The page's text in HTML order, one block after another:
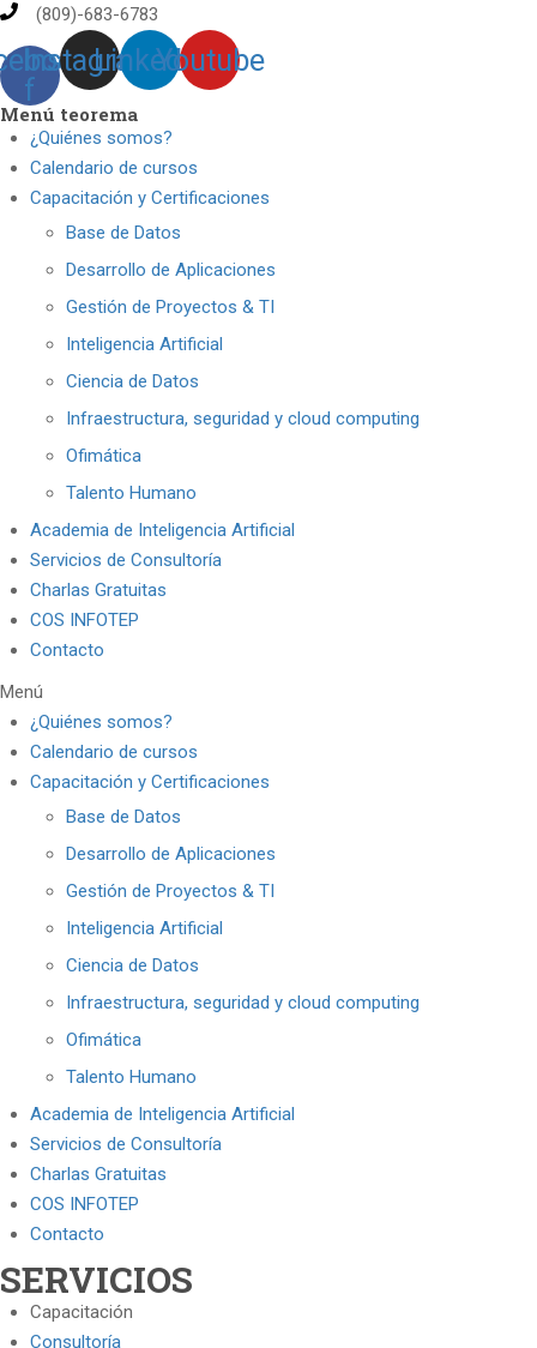
(809)-683-6783
f
Instagram
LinkedinYoutube
Menú teorema
¿Quiénes somos?
Calendario de cursos
Capacitación y Certificaciones
Base de Datos
Desarrollo de Aplicaciones
Gestión de Proyectos & TI
Inteligencia Artificial
Ciencia de Datos
Infraestructura, seguridad y cloud computing
Ofimática
Talento Humano
Academia de Inteligencia Artificial
Servicios de Consultoría
Charlas Gratuitas
COS INFOTEP
Contacto
Menú
¿Quiénes somos?
Calendario de cursos
Capacitación y Certificaciones
Base de Datos
Desarrollo de Aplicaciones
Gestión de Proyectos & TI
Inteligencia Artificial
Ciencia de Datos
Infraestructura, seguridad y cloud computing
Ofimática
Talento Humano
Academia de Inteligencia Artificial
Servicios de Consultoría
Charlas Gratuitas
COS INFOTEP
Contacto
SERVICIOS
Capacitación
Consultoría